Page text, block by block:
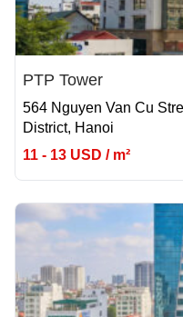
PTP Tower
564 Nguyen Van Cu
District, Hanoi
11 - 13 USD / m²